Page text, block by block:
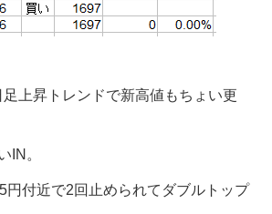
上昇トレンドで新高値もちょい更
IN。
円付近で2回止められてダブルトップ